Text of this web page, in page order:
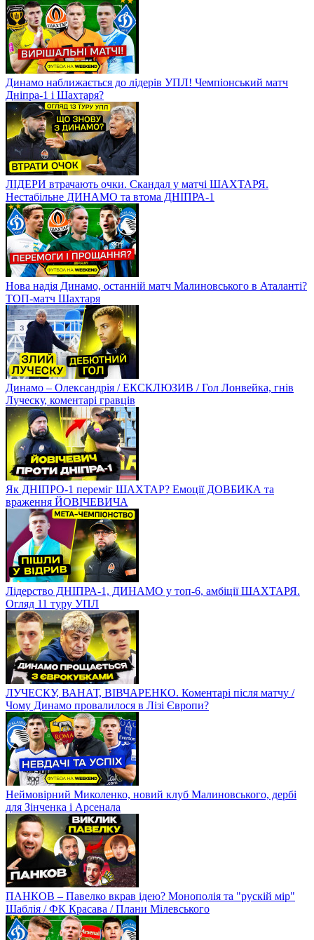
Динамо наближається до лідерів УПЛ! Чемпіонський матч
Дніпра-1 і Шахтаря?
ЛІДЕРИ втрачають очки. Скандал у матчі ШАХТАРЯ.
Нестабільне ДИНАМО та втома ДНІПРА-1
Нова надія Динамо, останній матч Малиновського в Аталанті?
ТОП-матч Шахтаря
Динамо – Олександрія / ЕКСКЛЮЗИВ / Гол Лонвейка, гнів
Луческу, коментарі гравців
Як ДНІПРО-1 переміг ШАХТАР? Емоції ДОВБИКА та
враження ЙОВІЧЕВИЧА
Лідерство ДНІПРА-1, ДИНАМО у топ-6, амбіції ШАХТАРЯ.
Огляд 11 туру УПЛ
ЛУЧЕСКУ, ВАНАТ, ВІВЧАРЕНКО. Коментарі після матчу /
Чому Динамо провалилося в Лізі Європи?
Неймовірний Миколенко, новий клуб Малиновського, дербі
для Зінченка і Арсенала
ПАНКОВ – Павелко вкрав ідею? Монополія та "рускій мір"
Шаблія / ФК Красава / Плани Мілевського